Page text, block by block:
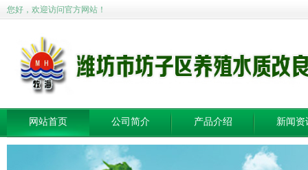
您好，欢迎访问官方网站！
网站首页 公司简介 产品介绍 新闻资